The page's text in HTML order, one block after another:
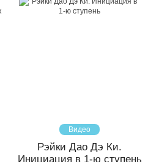
Видео
Рэйки Дао Дэ Ки.
Инициация в 1-ю ступень